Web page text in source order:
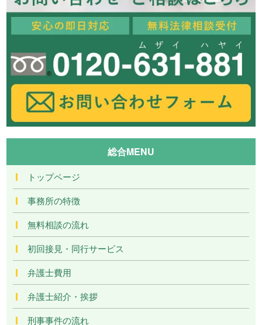
総合MENU
トップページ
事務所の特徴
無料相談の流れ
初回接見・同行サービス
弁護士費用
弁護士紹介・挨拶
刑事事件の流れ